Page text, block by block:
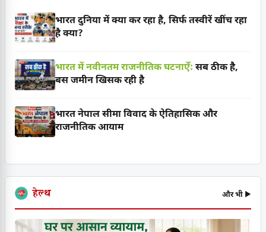
भारत दुनिया में क्या कर रहा है, सिर्फ तस्वीरें खींच रहा
है क्या?
भारत में नवीनतम राजनीतिक घटनाएँ: सब ठीक है,
बस जमीन खिसक रही है
भारत नेपाल सीमा विवाद के ऐतिहासिक और
राजनीतिक आयाम
हेल्थ और भी ▶